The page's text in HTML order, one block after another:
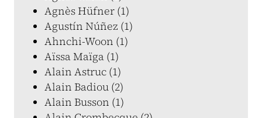
Agnès Hüfner (1)
Agustín Núñez (1)
Ahnchi-Woon (1)
Aïssa Maïga (1)
Alain Astruc (1)
Alain Badiou (2)
Alain Busson (1)